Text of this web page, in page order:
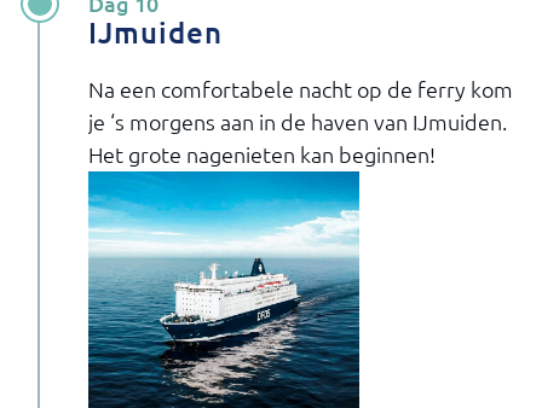
IJmuiden
Na een comfortabele nacht op de ferry kom
je ‘s morgens aan in de haven van IJmuiden.
Het grote nagenieten kan beginnen!